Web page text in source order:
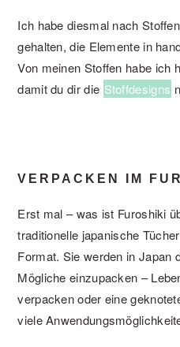
Ich habe diesmal nach
gehalten, die Elemente in
Von meinen Stoffen habe ich
damit du dir die Stoffdesigns
VERPACKEN IM
Erst mal – was ist Furoshiki
traditionelle japanische
Format. Sie werden in Japan
Mögliche einzupacken –
verpacken oder eine
viele